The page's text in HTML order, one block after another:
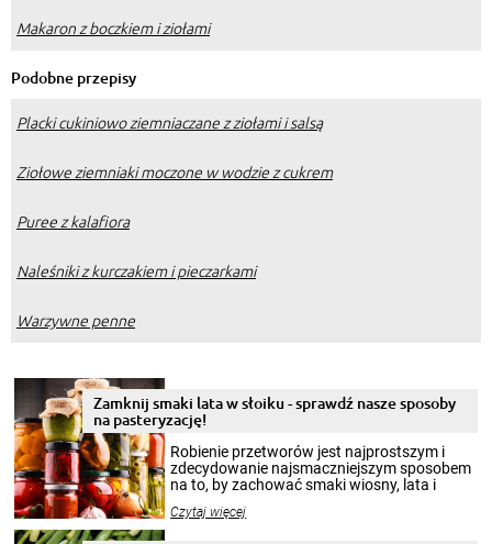
Makaron z boczkiem i ziołami
Podobne przepisy
Placki cukiniowo ziemniaczane z ziołami i salsą
Ziołowe ziemniaki moczone w wodzie z cukrem
Puree z kalafiora
Naleśniki z kurczakiem i pieczarkami
Warzywne penne
Zamknij smaki lata w słoiku - sprawdź nasze sposoby
na pasteryzację!
Robienie przetworów jest najprostszym i
zdecydowanie najsmaczniejszym sposobem
na to, by zachować smaki wiosny, lata i
krajobrazów, by cieszyć nimi oko w sezonie
Czytaj więcej